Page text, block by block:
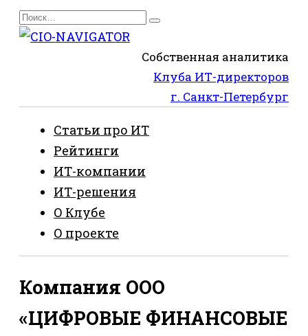
Перейти
к
Search
for:
Собственная аналитика
Клуба ИТ-директоров
г. Санкт-Петербург
Статьи про ИТ
Рейтинги
ИТ-компании
ИТ-решения
О Клубе
О проекте
Компания ООО
«ЦИФРОВЫЕ ФИНАНСОВЫЕ